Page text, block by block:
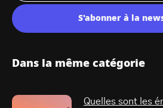
S'abonner à la
Dans la même catégorie
Quelles sont les